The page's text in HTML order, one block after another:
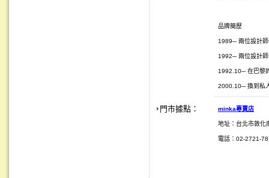
品牌簡歷
1989─ 兩位設計
1992─ 兩位設計
1992.10─ 在巴黎
2000.10─ 換到私
門市據點： minka專賣店
地址：台北市敦化
電話：02-2721-